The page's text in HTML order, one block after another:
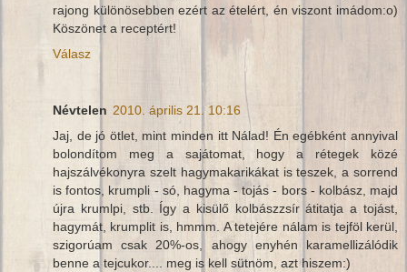
rajong különösebben ezért az ételért, én viszont imádom:o)
Köszönet a receptért!
Válasz
Névtelen 2010. április 21. 10:16
Jaj, de jó ötlet, mint minden itt Nálad! Én egébként annyival
bolondítom meg a sajátomat, hogy a rétegek közé
hajszálvékonyra szelt hagymakarikákat is teszek, a sorrend
is fontos, krumpli - só, hagyma - tojás - bors - kolbász, majd
újra krumlpi, stb. Így a kisülő kolbászzsír átitatja a tojást,
hagymát, krumplit is, hmmm. A tetejére nálam is tejföl kerül,
szigorúam csak 20%-os, ahogy enyhén karamellizálódik
benne a tejcukor.... meg is kell sütnöm, azt hiszem:)